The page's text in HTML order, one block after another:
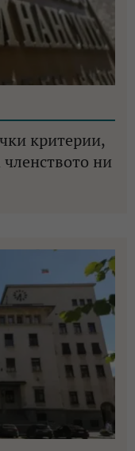
критерии,
ни